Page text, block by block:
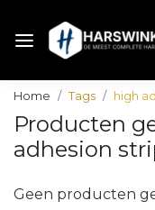
Home Tags high
Producten
adhesion
Geen producten